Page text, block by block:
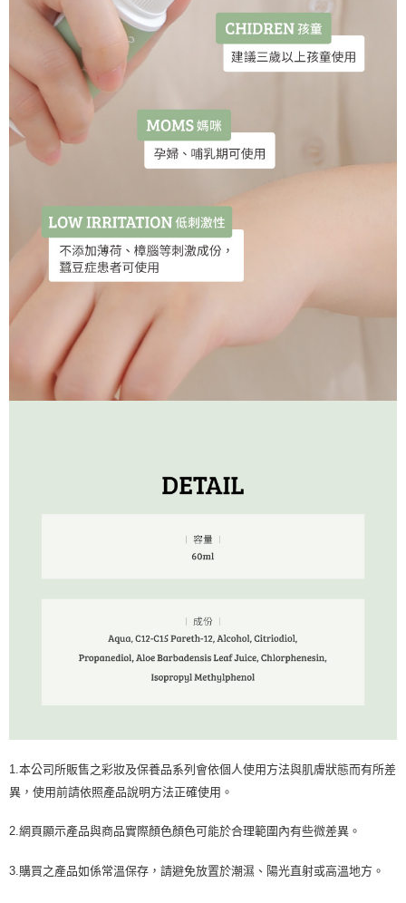
1.本公司所販售之彩妝及保養品系列會依個人使用方法與肌膚狀態而有所差
異，使用前請依照產品說明方法正確使用。
2.網頁顯示產品與商品實際顏色顏色可能於合理範圍內有些微差異。
3.購買之產品如係常溫保存，請避免放置於潮濕、陽光直射或高溫地方。